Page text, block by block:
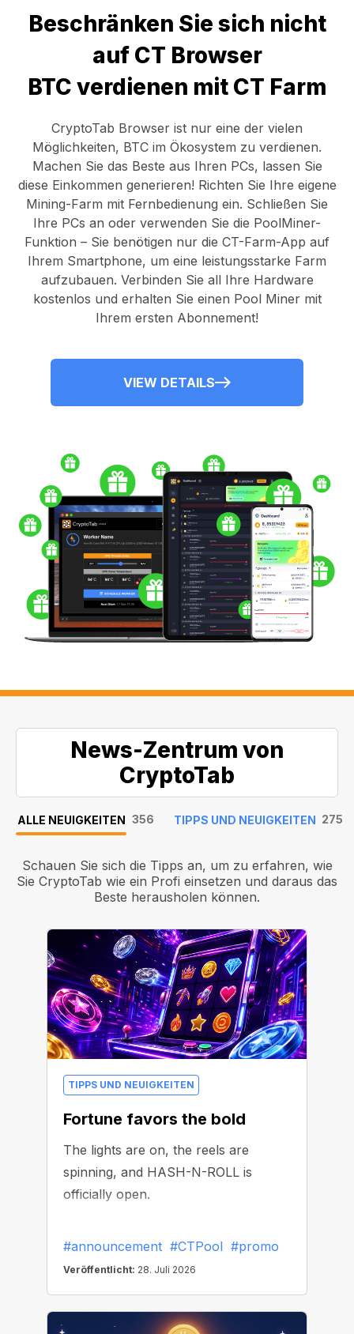
Beschränken Sie sich nicht
auf CT Browser
BTC verdienen mit CT Farm
CryptoTab Browser ist nur eine der vielen
Möglichkeiten, BTC im Ökosystem zu verdienen.
Machen Sie das Beste aus Ihren PCs, lassen Sie
diese Einkommen generieren! Richten Sie Ihre eigene
Mining-Farm mit Fernbedienung ein. Schließen Sie
Ihre PCs an oder verwenden Sie die PoolMiner-
Funktion – Sie benötigen nur die CT-Farm-App auf
Ihrem Smartphone, um eine leistungsstarke Farm
aufzubauen. Verbinden Sie all Ihre Hardware
kostenlos und erhalten Sie einen Pool Minermit
Ihrem ersten Abonnement!
VIEW DETAILS